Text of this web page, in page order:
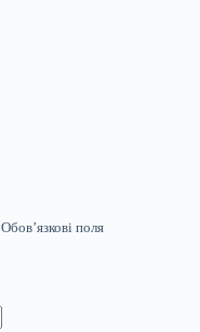
Обов’язкові поля